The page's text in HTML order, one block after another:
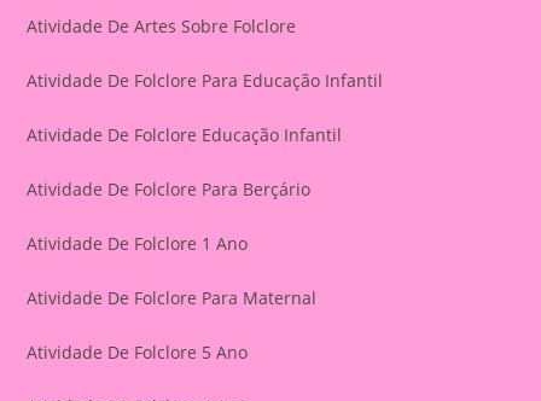
Atividade De Artes Sobre Folclore
Atividade De Folclore Para Educação Infantil
Atividade De Folclore Educação Infantil
Atividade De Folclore Para Berçário
Atividade De Folclore 1 Ano
Atividade De Folclore Para Maternal
Atividade De Folclore 5 Ano